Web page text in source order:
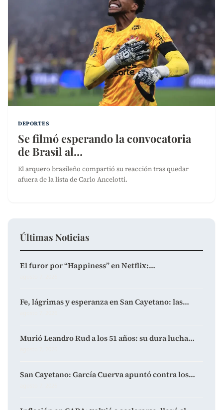
DEPORTES
Se filmó esperando la convocatoria
de Brasil al…
El arquero brasileño compartió su reacción tras quedar
afuera de la lista de Carlo Ancelotti.
Últimas Noticias
El furor por “Happiness” en Netflix:…
Fe, lágrimas y esperanza en San Cayetano: las…
Murió Leandro Rud a los 51 años: su dura lucha…
San Cayetano: García Cuerva apuntó contra los…